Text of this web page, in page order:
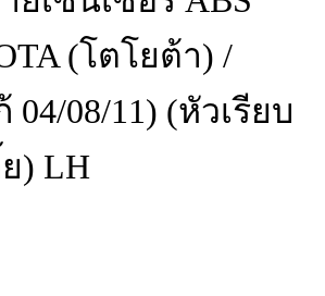
(โตโยต้า) /
04/08/11) (หัวเรียบ
) LH